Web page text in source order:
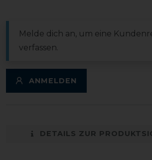
Melde dich an, um eine
verfassen.
ANMELDEN
DETAILS ZUR